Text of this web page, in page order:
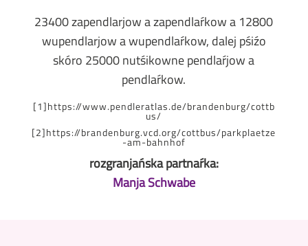
23400 zapendlarjow a zapendlaŕkow a 12800
wupendlarjow a wupendlaŕkow, dalej pśiźo
skóro 25000 nutśikowne pendlaŕjow a
pendlaŕkow.
[1]https://www.pendleratlas.de/brandenburg/cottb
us/
[2]https://brandenburg.vcd.org/cottbus/parkplaetze
-am-bahnhof
rozgranjańska partnaŕka:
Manja Schwabe